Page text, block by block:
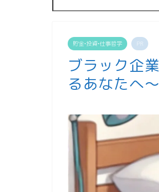
貯金•投資•仕事哲学 PR
ブラック企
るあなたへ〜